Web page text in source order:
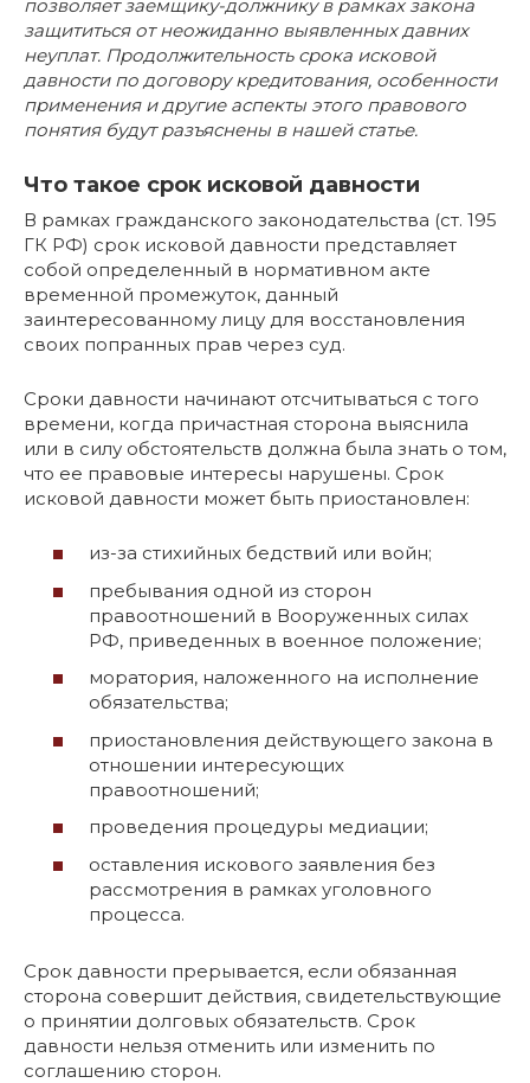
позволяет заемщику-должнику в рамках закона
защититься от неожиданно выявленных давних
неуплат. Продолжительность срока исковой
давности по договору кредитования, особенности
применения и другие аспекты этого правового
понятия будут разъяснены в нашей статье.
Что такое срок исковой давности
В рамках гражданского законодательства (ст. 195
ГК РФ) срок исковой давности представляет
собой определенный в нормативном акте
временной промежуток, данный
заинтересованному лицу для восстановления
своих попранных прав через суд.
Сроки давности начинают отсчитываться с того
времени, когда причастная сторона выяснила
или в силу обстоятельств должна была знать о том,
что ее правовые интересы нарушены. Срок
исковой давности может быть приостановлен:
из-за стихийных бедствий или войн;
пребывания одной из сторон
правоотношений в Вооруженных силах
РФ, приведенных в военное положение;
моратория, наложенного на исполнение
обязательства;
приостановления действующего закона в
отношении интересующих
правоотношений;
проведения процедуры медиации;
оставления искового заявления без
рассмотрения в рамках уголовного
процесса.
Срок давности прерывается, если обязанная
сторона совершит действия, свидетельствующие
о принятии долговых обязательств. Срок
давности нельзя отменить или изменить по
соглашению сторон.